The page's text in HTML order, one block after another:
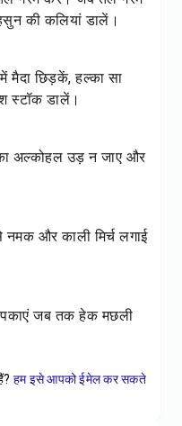
की कलियां डालें।
मैदा छिड़कें, हल्का सा
स्टॉक डालें।
अल्कोहल उड़ न जाए और
नमक और काली मिर्च लगाई
जब तक हेक मछली
हम इसे आपको ईमेल कर सकते